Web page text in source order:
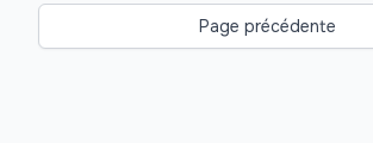
Page précédente